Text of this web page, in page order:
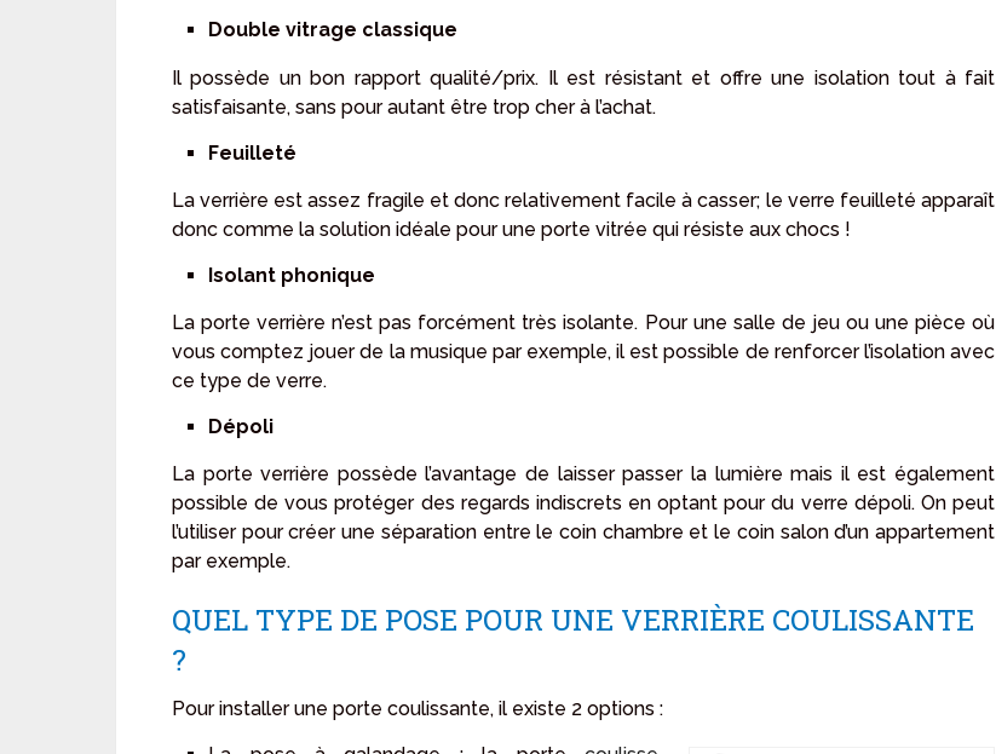
Double vitrage classique
Il possède un bon rapport qualité/prix. Il est résistant et offre une isolation tout à fait
satisfaisante, sans pour autant être trop cher à l’achat.
Feuilleté
La verrière est assez fragile et donc relativement facile à casser; le verre feuilleté apparaît
donc comme la solution idéale pour une porte vitrée qui résiste aux chocs !
Isolant phonique
La porte verrière n’est pas forcément très isolante. Pour une salle de jeu ou une pièce où
vous comptez jouer de la musique par exemple, il est possible de renforcer l’isolation avec
ce type de verre.
Dépoli
La porte verrière possède l’avantage de laisser passer la lumière mais il est également
possible de vous protéger des regards indiscrets en optant pour du verre dépoli. On peut
l’utiliser pour créer une séparation entre le coin chambre et le coin salon d’un appartement
par exemple.
QUEL TYPE DE POSE POUR UNE VERRIÈRE COULISSANTE
?
Pour installer une porte coulissante, il existe 2 options :